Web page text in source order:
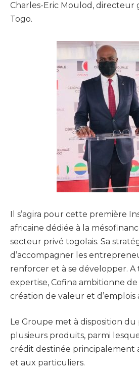
Charles-Eric Moulod, directeur
Togo.
Il s’agira pour cette première
africaine dédiée à la
secteur privé togolais. Sa
d’accompagner les
renforcer et à se développer. A
expertise, Cofina ambitionne
création de valeur et d’emplois
Le Groupe met à disposition
plusieurs produits, parmi
crédit destinée principalement
et aux particuliers.